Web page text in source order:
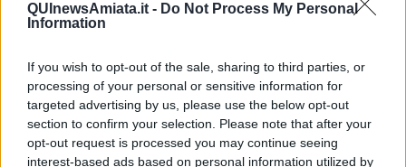
QUInewsAmiata.it - Do Not Process My Personal
Information
If you wish to opt-out of the sale, sharing to third parties, or
processing of your personal or sensitive information for
targeted advertising by us, please use the below opt-out
section to confirm your selection. Please note that after your
opt-out request is processed you may continue seeing
interest-based ads based on personal information utilized by
C’è chi scende brancolando
Stan le ciane[3]commentando.
In Prosa fetida
Dove dietro le vetrate
Se ne stanno Gemme e Rose